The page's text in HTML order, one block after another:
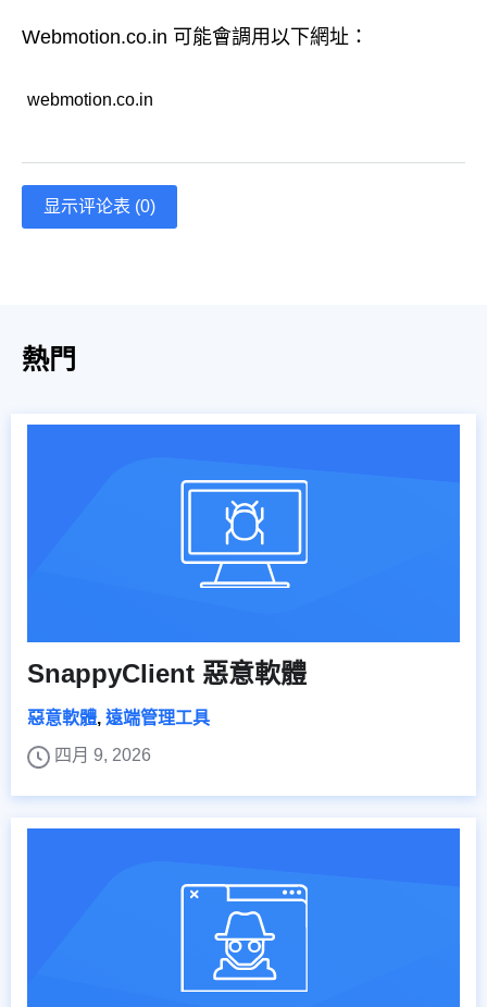
Webmotion.co.in 可能會調用以下網址：
webmotion.co.in
显示评论表 (0)
熱門
SnappyClient 惡意軟體
惡意軟體, 遠端管理工具
四月 9, 2026